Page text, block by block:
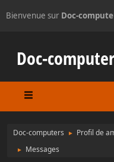
Bienvenue sur Doc-
Doc-
Doc-computers ► Profil de
► Messages